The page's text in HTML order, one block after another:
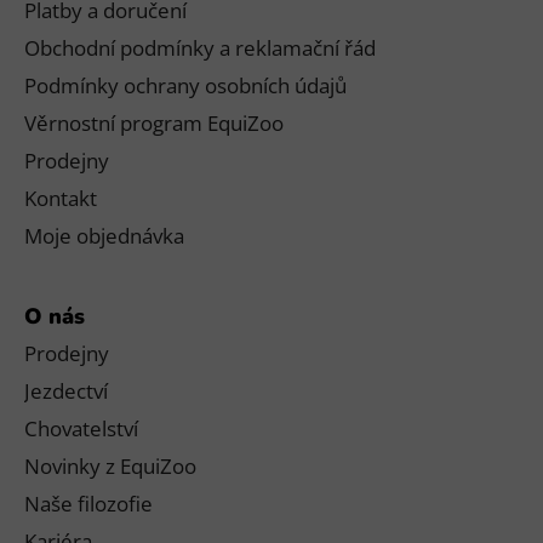
Platby a doručení
Obchodní podmínky a reklamační řád
Podmínky ochrany osobních údajů
Věrnostní program EquiZoo
Prodejny
Kontakt
Moje objednávka
O nás
Prodejny
Jezdectví
Chovatelství
Novinky z EquiZoo
Naše filozofie